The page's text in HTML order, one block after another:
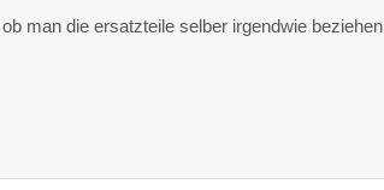
man die ersatzteile selber irgendwie beziehen